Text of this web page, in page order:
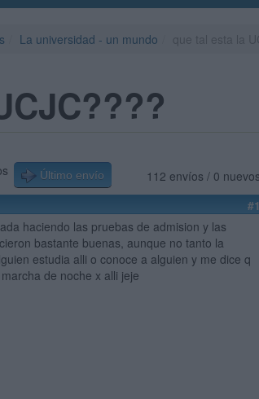
La universidad - un mundo
112 envíos / 0 nuevos
Último envío
#1
haciendo las pruebas de admision y las
bastante buenas, aunque no tanto la
estudia alli o conoce a alguien y me dice q
de noche x alli jeje